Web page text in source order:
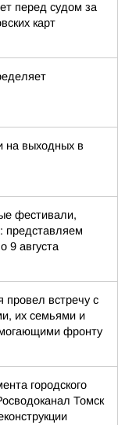
перед судом за
карт
на выходных в
фестивали,
представляем
9 августа
встречу с
их семьями и
фронту
городского
Томск